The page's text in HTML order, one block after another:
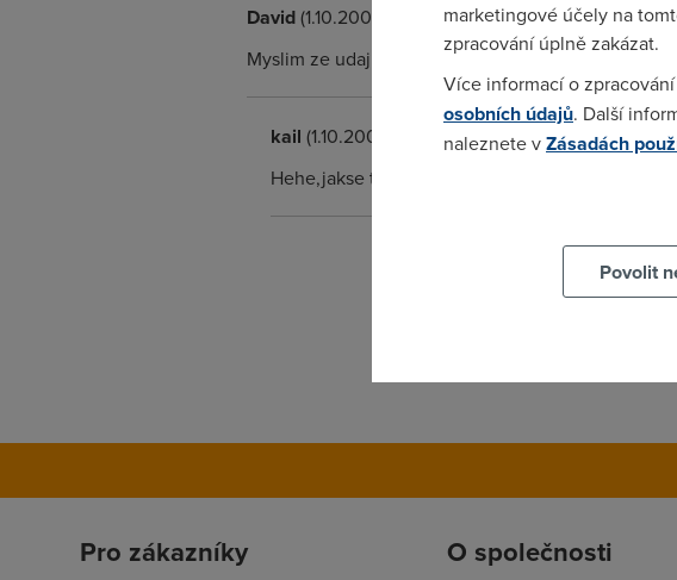
David(1.10.2008 09:18:20)
Myslim ze udaj o tom jestli resime wifi nebo
kail (1.10.2008 19:20:40)
Hehe,jakse to vezme, mam net pres pevnou od
Pro zákazníky O společnosti
marketingové účely na
zpracování úplně zakázat.
Více informací o
osobních údajů. Další
naleznete vZásadách
Povolit